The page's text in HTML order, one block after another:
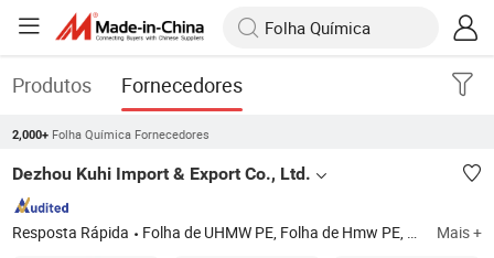
Produtos Fornecedores
2,000+ Folha Química Fornecedores
Dezhou Kuhi Import & Export Co., Ltd.
Resposta Rápida Folha de UHMW PE, Folha de Hmw PE, Folha de Plástico Reciclado, Folha de Nylon, PA6 Folha, Tapete Temporário de UHMW PE1000,, Almofada de Guindaste Outrigger, Folha de Pi, Barra de Poliamida Mais +